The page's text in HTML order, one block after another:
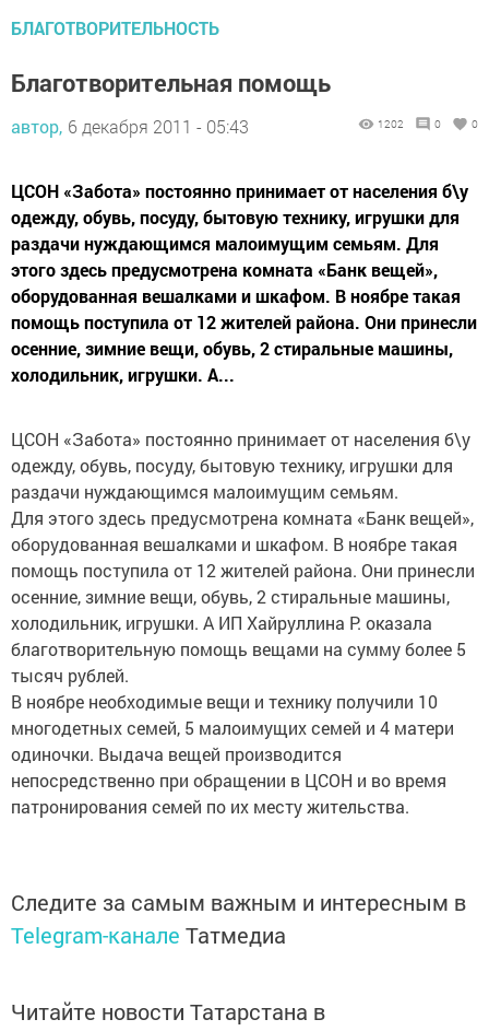
БЛАГОТВОРИТЕЛЬНОСТЬ
Благотворительная помощь
автор, 6 декабря 2011 - 05:43 1202 0 0
ЦСОН «Забота» постоянно принимает от населения б\у
одежду, обувь, посуду, бытовую технику, игрушки для
раздачи нуждающимся малоимущим семьям. Для
этого здесь предусмотрена комната «Банк вещей»,
оборудованная вешалками и шкафом. В ноябре такая
помощь поступила от 12 жителей района. Они принесли
осенние, зимние вещи, обувь, 2 стиральные машины,
холодильник, игрушки. А...
ЦСОН «Забота» постоянно принимает от населения б\у
одежду, обувь, посуду, бытовую технику, игрушки для
раздачи нуждающимся малоимущим семьям.
Для этого здесь предусмотрена комната «Банк вещей»,
оборудованная вешалками и шкафом. В ноябре такая
помощь поступила от 12 жителей района. Они принесли
осенние, зимние вещи, обувь, 2 стиральные машины,
холодильник, игрушки. А ИП Хайруллина Р. оказала
благотворительную помощь вещами на сумму более 5
тысяч рублей.
В ноябре необходимые вещи и технику получили 10
многодетных семей, 5 малоимущих семей и 4 матери
одиночки. Выдача вещей производится
непосредственно при обращении в ЦСОН и во время
патронирования семей по их месту жительства.
Следите за самым важным и интересным в
Telegram-канале Татмедиа
Читайте новости Татарстана в